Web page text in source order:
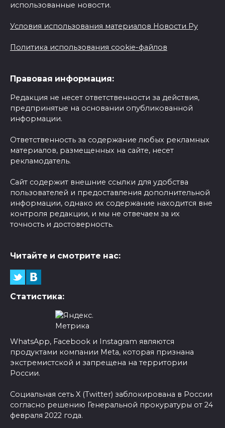
использованные новости.
Условия использования материалов Новости Ру
Политика использования cookie-файлов
Правовая информация:
Редакция не несет ответственности за действия,
предпринятые на основании опубликованной
информации.
Ответственность за содержание любых рекламных
материалов, размещенных на сайте, несет
рекламодатель.
Сайт содержит внешние ссылки для удобства
пользователей и предоставления дополнительной
информации, однако их содержание находится вне
контроля редакции, и мы не отвечаем за их
точность и достоверность.
Читайте и смотрите нас:
Статистика:
WhatsApp, Facebook и Instagram являются
продуктами компании Meta, которая признана
экстремистской и запрещена на территории
России.
Социальная сеть X (Twitter) заблокирована в России
согласно решению Генеральной прокуратуры от 24
февраля 2022 года.